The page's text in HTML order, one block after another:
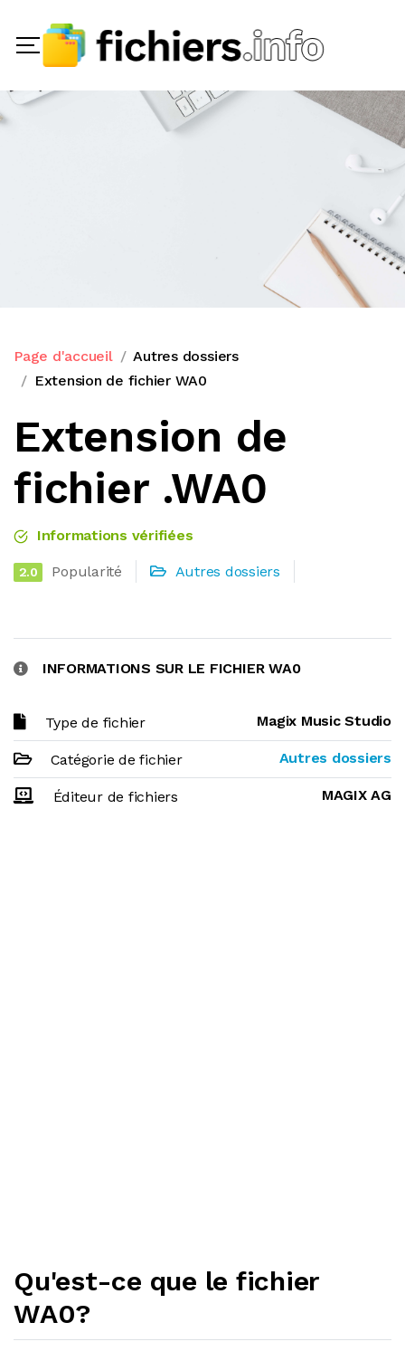
Page d'accueil
Autres dossiers
Extension de fichier WA0
Extension de
fichier .WA0
Informations vérifiées
2.0 Popularité Autres dossiers
INFORMATIONS SUR LE FICHIER WA0
Type de fichier Magix Music Studio
Catégorie de fichier Autres dossiers
Éditeur de fichiers MAGIX AG
Qu'est-ce que le fichier
WA0?